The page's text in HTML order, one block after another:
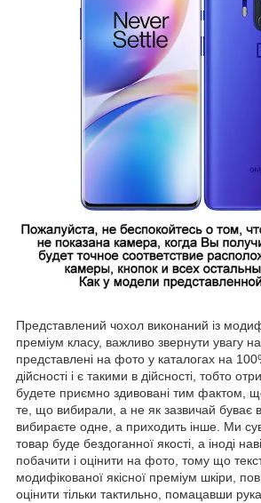
Представлений чохол виконаний із
преміум класу, важливо звернути увагу
представлені на фото у каталогах на
дійсності і є такими в дійсності, тобто
будете приємно здивовані тим фактом,
те, що вибирали, а не як зазвичай буває в
вибираєте одне, а приходить інше. Ми
товар буде бездоганної якості, а іноді
побачити і оцінити на фото, тому що
модифікованої якісної преміум шкіри,
оцінити тільки тактильно, помацавши